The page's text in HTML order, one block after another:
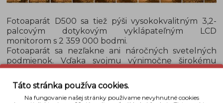
Fotoaparát D500 sa tiež pýši vysokokvalitným 3,2-
palcovým dotykovým vyklápateľným LCD
monitorom s 2 359 000 bodmi.
Fotoaparát sa nezľakne ani náročných svetelných
podmienok. Vďaka svojmu výnimočne širokému
rozsahu citlivosti ISO otvára svet nových príležitostí
snímania v situáciách so slabým osvetlením
a výnimočne dobre zvláda svetlé časti snímok.
Jemný šum je dramaticky znížený a dokonca aj
Táto stránka používa cookies.
Na fungovanie našej stránky používame nevyhnutné cookies